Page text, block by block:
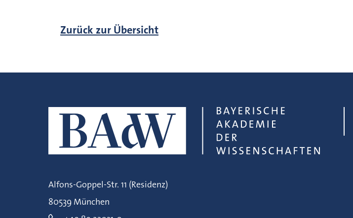
Zurück zur Übersicht
Alfons-Goppel-Str. 11 (Residenz)
80539 München